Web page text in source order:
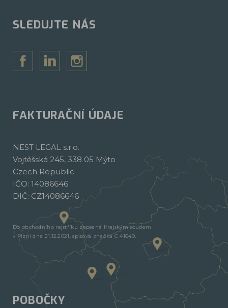
SLEDUJTE NÁS
FAKTURAČNÍ ÚDAJE
NEST LEGAL s.r.o.
Vojtěšská 245, 338 05 Mýto
Czech Republic
IČO: 14086646
DIČ: CZ14086646
Do obchodního rejstříku zapsaná Krajským soudem
v Plzni dne 21.12.2021, spisová značka C 41649.
POBOČKY